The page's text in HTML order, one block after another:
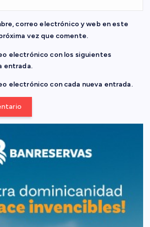
correo electrónico y web en este
vez que comente.
electrónico con los siguientes
entrada.
electrónico con cada nueva entrada.